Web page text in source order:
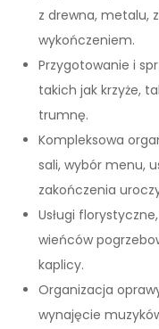
z drewna, metalu,
wykończeniem.
Przygotowanie i
takich jak krzyże,
trumnę.
Kompleksowa
sali, wybór menu,
zakończenia
Usługi
wieńców
kaplicy.
Organizacja
wynajęcie